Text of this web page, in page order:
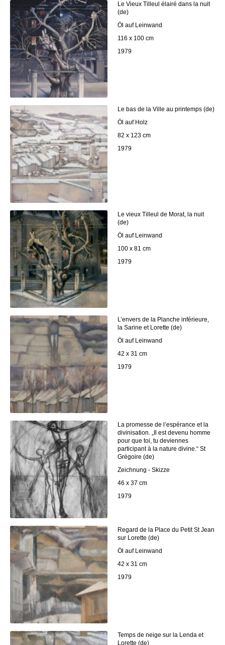
Le Vieux Tilleul élairé dans la nuit
(de)
Öl auf Leinwand
116 x 100 cm
1979
Le bas de la Ville au printemps (de)
Öl auf Holz
82 x 123 cm
1979
Le vieux Tilleul de Morat, la nuit
(de)
Öl auf Leinwand
100 x 81 cm
1979
L’envers de la Planche inférieure,
la Sarine et Lorette (de)
Öl auf Leinwand
42 x 31 cm
1979
La promesse de l’espérance et la
divinisation. „Il est devenu homme
pour que toi, tu deviennes
participant à la nature divine.“ St
Grégoire (de)
Zeichnung - Skizze
46 x 37 cm
1979
Regard de la Place du Petit St Jean
sur Lorette (de)
Öl auf Leinwand
42 x 31 cm
1979
Temps de neige sur la Lenda et
Lorette (de)